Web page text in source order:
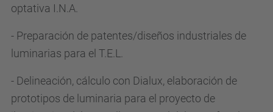
optativa I.N.A.
- Preparación de patentes/diseños industriales de
luminarias para el T.E.L.
- Delineación, cálculo con Dialux, elaboración de
prototipos de luminaria para el proyecto de